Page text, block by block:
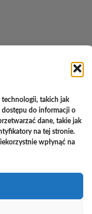
technologii, takich jak
do informacji o
dane, takie jak
na tej stronie.
wpłynąć na